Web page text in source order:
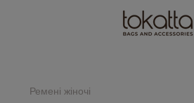
Ремені жіночі